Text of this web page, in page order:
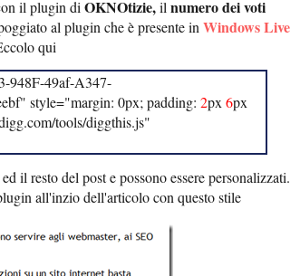
il plugin di OKNOtizie,il numero dei voti
al plugin che è presente in Windows Live
qui
948F-49af-A347-
style="margin: 0px; padding: 2px 6px
tools/diggthis.js"
il resto del post e possono essere personalizzati.
all'inzio dell'articolo con questo stile